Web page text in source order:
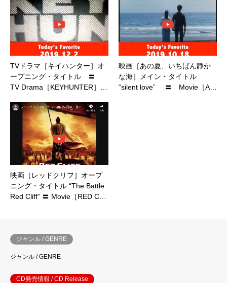
TVドラマ［キイハンター］オ
ープニング・タイトル 〓
TV Drama［KEYHUNTER］…
映画［あの夏、いちばん静か
な海］メイン・タイトル
“silent love” 〓 Movie［A…
映画［レッドクリフ］オープ
ニング・タイトル “The Battle
Red Cliff” 〓 Movie［RED C…
ジャンル / GENRE
ジャンル / GENRE
CD発売情報 / CD Release